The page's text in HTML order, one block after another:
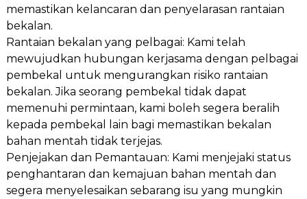
memastikan kelancaran dan penyelarasan rantaian
bekalan.
Rantaian bekalan yang pelbagai: Kami telah
mewujudkan hubungan kerjasama dengan pelbagai
pembekal untuk mengurangkan risiko rantaian
bekalan. Jika seorang pembekal tidak dapat
memenuhi permintaan, kami boleh segera beralih
kepada pembekal lain bagi memastikan bekalan
bahan mentah tidak terjejas.
Penjejakan dan Pemantauan: Kami menjejaki status
penghantaran dan kemajuan bahan mentah dan
segera menyelesaikan sebarang isu yang mungkin